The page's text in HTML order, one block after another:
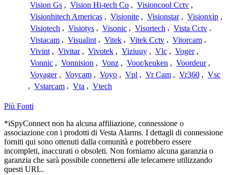
Vision Gs , Vision Hi-tech Co , Visioncool Cctv ,
Visionhitech Americas , Visionite , Visionstar , Visionxip ,
Visiotech , Visiotys , Visonic , Visortech , Vista Cctv ,
Vistacam , Visualint , Vitek , Vitek Cctv , Vitorcam ,
Vivint , Vivitar , Vivotek , Viziuuy , Vlc , Voger ,
Vonnic , Vonnision , Vonz , Voor/keuken , Voordeur ,
Voyager , Voycam , Voyo , Vpl , Vr Cam , Vr360 , Vsc
, Vstarcam , Vta , Vtech
Più Fonti
*iSpyConnect non ha alcuna affiliazione, connessione o
associazione con i prodotti di Vesta Alarms. I dettagli di connessione
forniti qui sono ottenuti dalla comunità e potrebbero essere
incompleti, inaccurati o obsoleti. Non forniamo alcuna garanzia o
garanzia che sarà possibile connettersi alle telecamere utilizzando
questi URL.